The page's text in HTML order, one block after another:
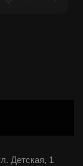
Детская, 1